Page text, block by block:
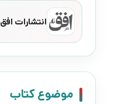
انتشارات افق
موضوع کتاب